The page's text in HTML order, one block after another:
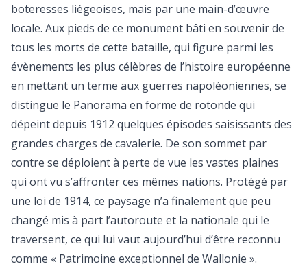
boteresses liégeoises, mais par une main-d’œuvre
locale. Aux pieds de ce monument bâti en souvenir de
tous les morts de cette bataille, qui figure parmi les
évènements les plus célèbres de l’histoire européenne
en mettant un terme aux guerres napoléoniennes, se
distingue le Panorama en forme de rotonde qui
dépeint depuis 1912 quelques épisodes saisissants des
grandes charges de cavalerie. De son sommet par
contre se déploient à perte de vue les vastes plaines
qui ont vu s’affronter ces mêmes nations. Protégé par
une loi de 1914, ce paysage n’a finalement que peu
changé mis à part l’autoroute et la nationale qui le
traversent, ce qui lui vaut aujourd’hui d’être reconnu
comme « Patrimoine exceptionnel de Wallonie ».